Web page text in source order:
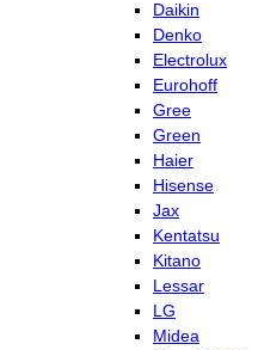
Daikin
Denko
Electrolux
Eurohoff
Gree
Green
Haier
Hisense
Jax
Kentatsu
Kitano
Lessar
LG
Midea